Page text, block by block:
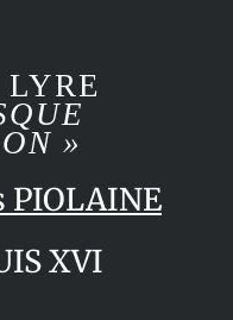
»
PIOLAINE
XVI